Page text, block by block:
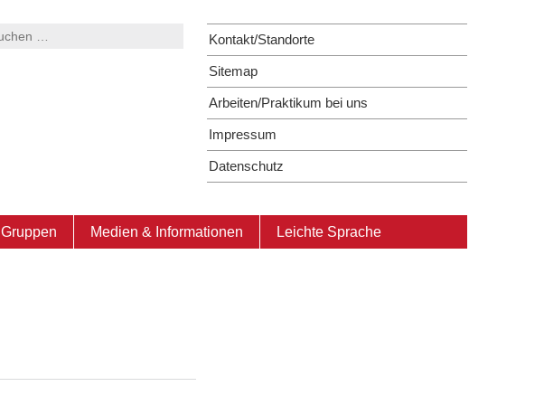
Kontakt/Standorte
Sitemap
Arbeiten/Praktikum bei uns
Impressum
Datenschutz
Gruppen Medien & Informationen Leichte Sprache